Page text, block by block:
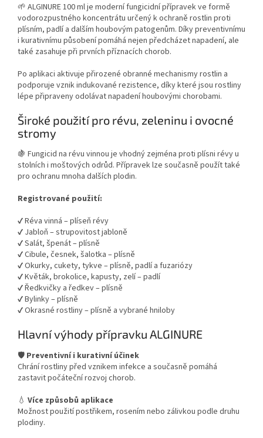
🌱 ALGINURE 100 ml je moderní fungicidní přípravek ve formě
vodorozpustného koncentrátu určený k ochraně rostlin proti
plísním, padlí a dalším houbovým patogenům. Díky preventivnímu
i kurativnímu působení pomáhá nejen předcházet napadení, ale
také zasahuje při prvních příznacích chorob.
Po aplikaci aktivuje přirozené obranné mechanismy rostlin a
podporuje vznik indukované rezistence, díky které jsou rostliny
lépe připraveny odolávat napadení houbovými chorobami.
Široké použití pro révu, zeleninu i ovocné
stromy
🍇 Fungicid na révu vinnou je vhodný zejména proti plísni révy u
stolních i moštových odrůd. Přípravek lze současně použít také
pro ochranu mnoha dalších plodin.
Registrované použití:
✔ Réva vinná – plíseň révy
✔ Jabloň – strupovitost jabloně
✔ Salát, špenát – plísně
✔ Cibule, česnek, šalotka – plísně
✔ Okurky, cukety, tykve – plísně, padlí a fuzariózy
✔ Květák, brokolice, kapusty, zelí – padlí
✔ Ředkvičky a ředkev – plísně
✔ Bylinky – plísně
✔ Okrasné rostliny – plísně a vybrané hniloby
Hlavní výhody přípravku ALGINURE
🛡️ Preventivní i kurativní účinek
Chrání rostliny před vznikem infekce a současně pomáhá
zastavit počáteční rozvoj chorob.
💧 Více způsobů aplikace
Možnost použití postřikem, rosením nebo zálivkou podle druhu
plodiny.